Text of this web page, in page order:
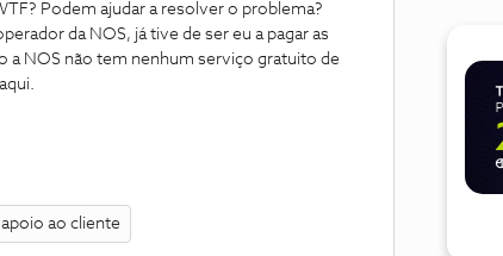
Podem ajudar a resolver o problema?
da NOS, já tive de ser eu a pagar as
a NOS não tem nenhum serviço gratuito de
apoio ao cliente